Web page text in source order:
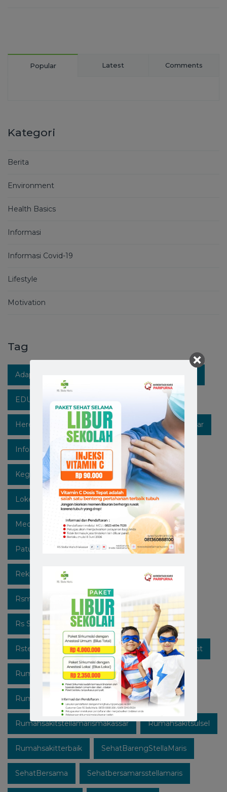
Popular Latest Comments
Kategori
Berita
Environment
Health Basics
Informasi
Informasi Covid-19
Lifestyle
Motivation
Tag
Adaptasi Kebiasaan Baru
EDUKASIKESEHATAN
Hereforyou Hidupsehat Hospitalinmakassar
Infokesehatan Informasi Instagram
Kegiatan Lawan Covid-19 Likeforfollow
Lokermakassar Makassar Mediaedukasi
Medicalcheckup Open Recruitment
Patuhi Protokol Promo Recruitment
Rekrutmen Karyawan Baru Rsmakassar
Rsmakassarramah Rssm Rsstellamaris
Rs Stella Maris Rsstellamarismakassar
Rsterbaik Rsterbaikdimakassar Rumahsakit
Rumahsakitkatolik Rumahsakitmakassar
Rumahsakitstellamaris
Rumahsakitstellamarismakassar Rumahsakitsulsel
Rumahsakitterbaik SehatBarengStellaMaris
SehatBersama Sehatbersamarsstellamaris